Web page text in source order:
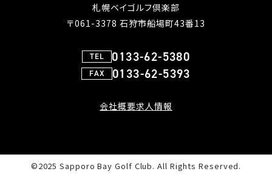
札幌ベイゴルフ倶楽部
〒061-3378 石狩市船場町43番13
TEL 0133-62-5380
FAX 0133-62-5393
会社概要求人情報
©2025 Sapporo Bay Golf Club. All Rights Reserved.